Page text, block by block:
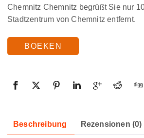
Chemnitz Chemnitz begrüßt Sie nur
Stadtzentrum von Chemnitz entfernt.
BOEKEN
Beschreibung Rezensionen (0)